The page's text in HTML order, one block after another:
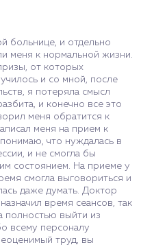
больнице, и отдельно
меня к нормальной жизни.
от которых
и со мной, после
я потеряла смысл
и конечно все это
меня обратится к
меня на прием к
что нуждалась в
и не смогла бы
состоянием. На приеме у
смогла выговориться и
даже думать. Доктор
время сеансов, так
полностью выйти из
всему персоналу
труд, вы